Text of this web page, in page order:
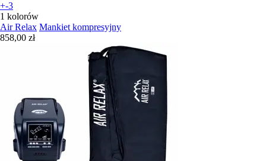
+-3
1 kolorów
Air Relax Mankiet kompresyjny
858,00 zł